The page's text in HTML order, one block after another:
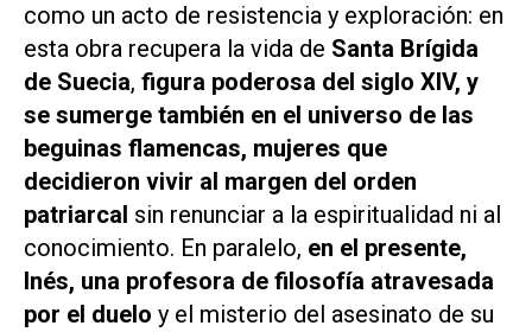
como un acto de resistencia y exploración: en
esta obra recupera la vida de Santa Brígida
de Suecia, figura poderosa del siglo XIV, y
se sumerge también en el universo de las
beguinas flamencas, mujeres que
decidieron vivir al margen del orden
patriarcal sin renunciar a la espiritualidad ni al
conocimiento. En paralelo, en el presente,
Inés, una profesora de filosofía atravesada
por el duelo y el misterio del asesinato de su